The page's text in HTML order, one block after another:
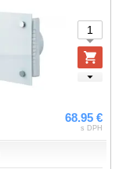
68.95 €
s DPH